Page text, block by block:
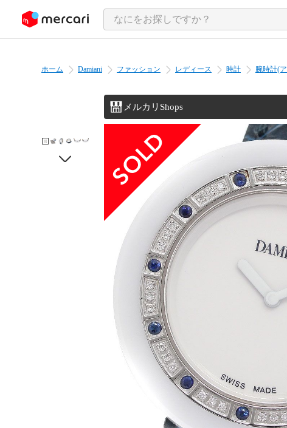
ツにスキップ
ホーム Damiani ファッション レディース 時計 腕時計(
メルカリShops